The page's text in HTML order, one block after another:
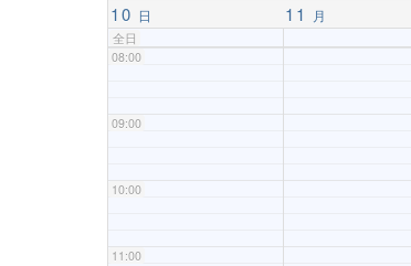
10 日 11 月
全日
08:00
09:00
10:00
11:00